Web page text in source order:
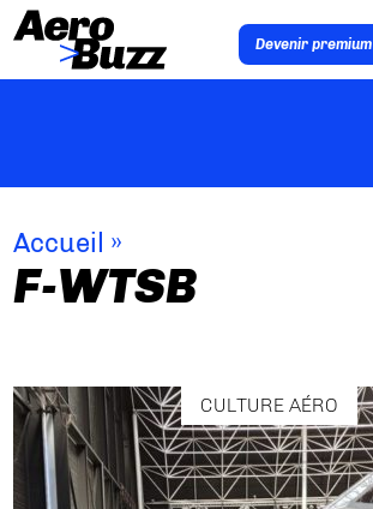
Devenir premium
Accueil »
F-WTSB
CULTURE AÉRO